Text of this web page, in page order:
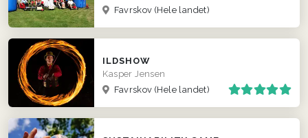
Favrskov (Hele landet)
ILDSHOW
Kasper Jensen
Favrskov (Hele landet)